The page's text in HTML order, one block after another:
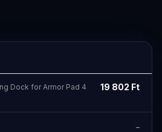
Dock for Armor Pad 4
19 802 Ft
–